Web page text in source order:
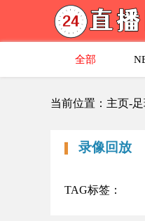
全部
当前位置：主页-
录像回放
TAG标签：